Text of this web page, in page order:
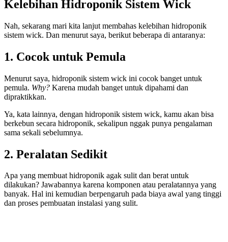
Kelebihan Hidroponik Sistem Wick
Nah, sekarang mari kita lanjut membahas kelebihan hidroponik
sistem wick. Dan menurut saya, berikut beberapa di antaranya:
1. Cocok untuk Pemula
Menurut saya, hidroponik sistem wick ini cocok banget untuk
pemula. Why? Karena mudah banget untuk dipahami dan
dipraktikkan.
Ya, kata lainnya, dengan hidroponik sistem wick, kamu akan bisa
berkebun secara hidroponik, sekalipun nggak punya pengalaman
sama sekali sebelumnya.
2. Peralatan Sedikit
Apa yang membuat hidroponik agak sulit dan berat untuk
dilakukan? Jawabannya karena komponen atau peralatannya yang
banyak. Hal ini kemudian berpengaruh pada biaya awal yang tinggi
dan proses pembuatan instalasi yang sulit.